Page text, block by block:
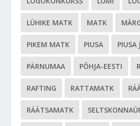
LÜHIKE MATK MATK
PIKEM MATK PIUSA PIUSA
PÄRNUMAA PÕHJA-EESTI
RAFTING RATTAMATK
RÄÄTSAMATK